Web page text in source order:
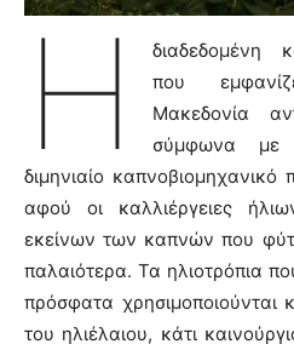
Η
διαδεδομένη
που
Μακεδονία
σύμφωνα με
διμηνιαίο καπνοβιομηχανικό
αφού οι καλλιέργειες
εκείνων των καπνών που
παλαιότερα. Τα ηλιοτρόπια
πρόσφατα χρησιμοποιούνται
του ηλιέλαιου, κάτι